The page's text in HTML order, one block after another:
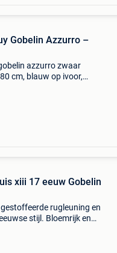
Gobelin Azzurro –
azzurro zwaar
cm, blauw op ivoor,
xiii 17 eeuw Gobelin
rugleuning en
stijl. Bloemrijk en